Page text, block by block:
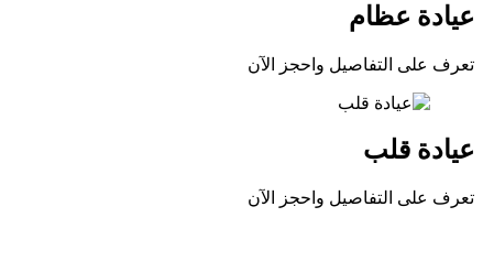
عيادة عظام
تعرف على التفاصيل واحجز الآن
عيادة قلب
تعرف على التفاصيل واحجز الآن